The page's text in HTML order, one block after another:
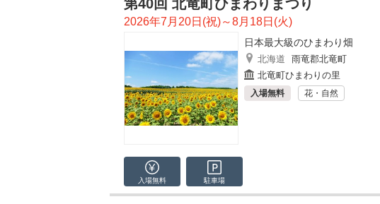
第40回 北竜町ひまわりまつり
2026年7月20日(祝)～8月18日(火)
日本最大級のひまわり畑
北海道
雨竜郡北竜町
北竜町ひまわりの里
入場無料 花・自然
入場無料 駐車場